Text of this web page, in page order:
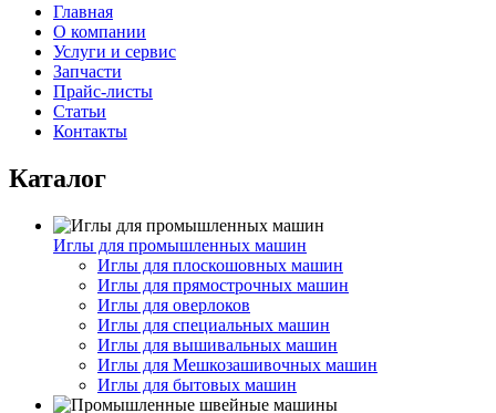
Главная
О компании
Услуги и сервис
Запчасти
Прайс-листы
Статьи
Контакты
Каталог
Иглы для промышленных машин
Иглы для плоскошовных машин
Иглы для прямострочных машин
Иглы для оверлоков
Иглы для специальных машин
Иглы для вышивальных машин
Иглы для Мешкозашивочных машин
Иглы для бытовых машин